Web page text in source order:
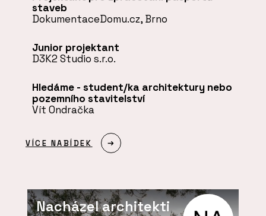
staveb
DokumentaceDomu.cz, Brno
Junior projektant
D3K2 Studio s.r.o.
Hledáme - student/ka architektury nebo
pozemního stavitelství
Vít Ondračka
VÍCE NABÍDEK
Nacházel architekti